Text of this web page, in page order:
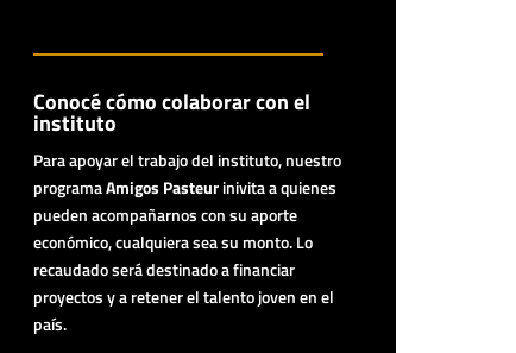
Conocé cómo colaborar con el
instituto
Para apoyar el trabajo del instituto, nuestro
programaAmigos Pasteurinivita a quienes
pueden acompañarnos con su aporte
económico, cualquiera sea su monto. Lo
recaudado será destinado a financiar
proyectos y a retener el talento joven en el
país.